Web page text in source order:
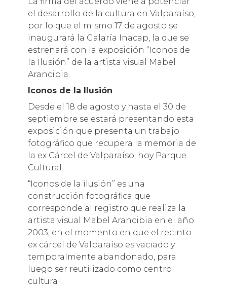
el desarrollo de la cultura en Valparaíso,
por lo que el mismo 17 de agosto se
inaugurará la Galaría Inacap, la que se
estrenará con la exposición “Iconos de
la Ilusión” de la artista visual Mabel
Arancibia.
Iconos de la Ilusión
Desde el 18 de agosto y hasta el 30 de
septiembre se estará presentando esta
exposición que presenta un trabajo
fotográfico que recupera la memoria de
la ex Cárcel de Valparaíso, hoy Parque
Cultural.
“Iconos de la ilusión” es una
construcción fotográfica que
corresponde al registro que realiza la
artista visual Mabel Arancibia en el año
2003, en el momento en que el recinto
ex cárcel de Valparaíso es vaciado y
temporalmente abandonado, para
luego ser reutilizado como centro
cultural.